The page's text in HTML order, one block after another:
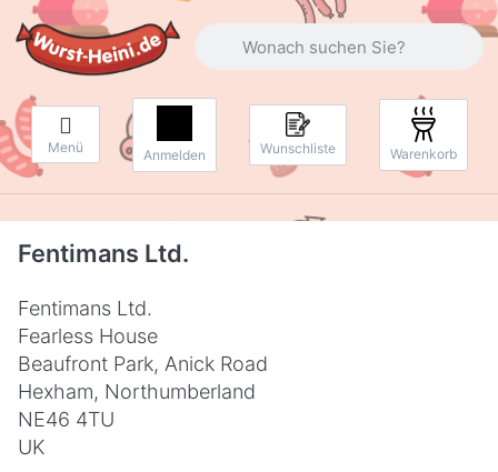
Geben Sie einen Suchbegriff ein.
Menü Anmelden Wunschliste Warenkorb
Fentimans Ltd.
Fentimans Ltd.
Fearless House
Beaufront Park, Anick Road
Hexham, Northumberland
NE46 4TU
UK